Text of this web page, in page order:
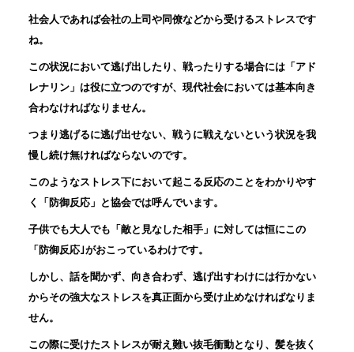
社会人であれば会社の上司や同僚などから受けるストレスです
ね。
この状況において逃げ出したり、戦ったりする場合には「アド
レナリン」は役に立つのですが、現代社会においては基本向き
合わなければなりません。
つまり逃げるに逃げ出せない、戦うに戦えないという状況を我
慢し続け無ければならないのです。
このようなストレス下において起こる反応のことをわかりやす
く「防御反応」と協会では呼んでいます。
子供でも大人でも「敵と見なした相手」に対しては恒にこの
「防御反応｣がおこっているわけです。
しかし、話を聞かず、向き合わず、逃げ出すわけには行かない
からその強大なストレスを真正面から受け止めなければなりま
せん。
この際に受けたストレスが耐え難い抜毛衝動となり、髪を抜く